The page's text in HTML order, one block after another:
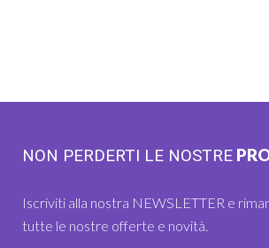
NON PERDERTI LE NOSTRE
Iscriviti alla nostra NEWSLETTER e
tutte le nostre offerte e novità.